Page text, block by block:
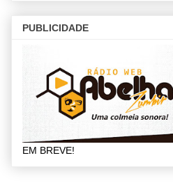
PUBLICIDADE
EM BREVE!